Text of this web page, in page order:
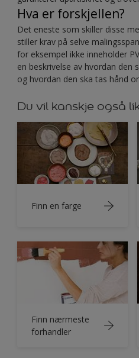
Hva er forskjellen?
Det eneste som skiller disse
stiller krav på selve
for eksempel ikke inneholder
en beskrivelse av hvordan den
og hvordan den ska tas hånd
Du vil kanskje også
Finn en farge
Finn nærmeste
forhandler